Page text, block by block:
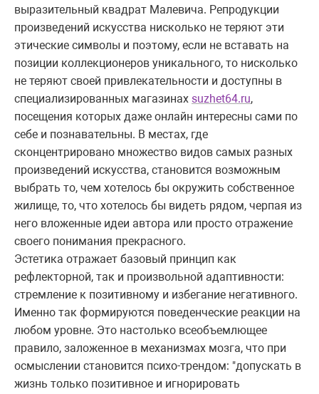
выразительный квадрат Малевича. Репродукции
произведений искусства нисколько не теряют эти
этические символы и поэтому, если не вставать на
позиции коллекционеров уникального, то нисколько
не теряют своей привлекательности и доступны в
специализированных магазинах suzhet64.ru,
посещения которых даже онлайн интересны сами по
себе и познавательны. В местах, где
сконцентрировано множество видов самых разных
произведений искусства, становится возможным
выбрать то, чем хотелось бы окружить собственное
жилище, то, что хотелось бы видеть рядом, черпая из
него вложенные идеи автора или просто отражение
своего понимания прекрасного.
Эстетика отражает базовый принцип как
рефлекторной, так и произвольной адаптивности:
стремление к позитивному и избегание негативного.
Именно так формируются поведенческие реакции на
любом уровне. Это настолько всеобъемлющее
правило, заложенное в механизмах мозга, что при
осмыслении становится психо-трендом: "допускать в
жизнь только позитивное и игнорировать